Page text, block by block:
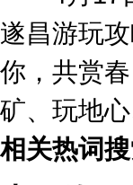
遂昌游玩
你，共赏
矿、玩地
相关热词